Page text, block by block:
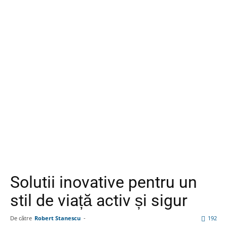
Solutii inovative pentru un
stil de viață activ și sigur
De către Robert Stanescu - 192